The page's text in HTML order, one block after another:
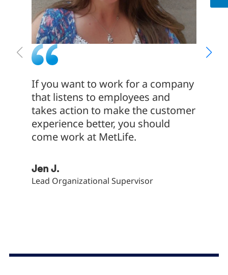
If you want to work for a company
that listens to employees and
takes action to make the customer
experience better, you should
come work at MetLife.
Jen J.
Lead Organizational Supervisor